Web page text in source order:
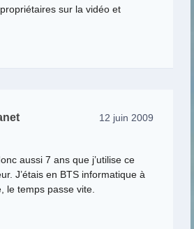
sur la vidéo et
12 juin 2009
aussi 7 ans que j’utilise ce
J’étais en BTS informatique à
le temps passe vite.